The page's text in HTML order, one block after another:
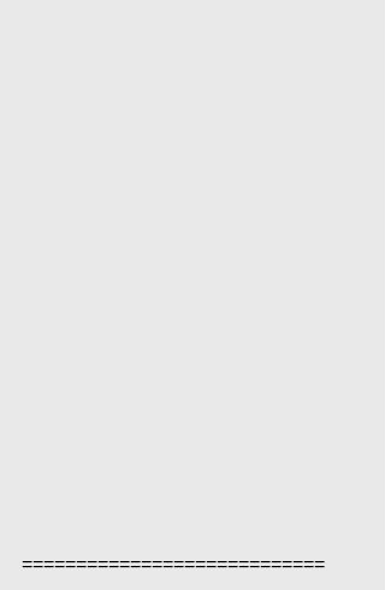
============================